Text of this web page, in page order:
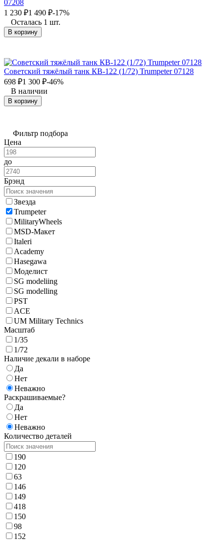
07208
1 230 ₽1 490 ₽-17%
Осталась 1 шт.
В корзину
Советский тяжёлый танк КВ-122 (1/72) Trumpeter 07128
698 ₽1 300 ₽-46%
В наличии
В корзину
Фильтр подбора
Цена
до
Брэнд
Звезда
Trumpeter
MilitaryWheels
MSD-Макет
Italeri
Academy
Hasegawa
Моделист
SG modeliing
SG modelling
PST
ACE
UM Military Technics
Масштаб
1/35
1/72
Наличие декали в наборе
Да
Нет
Неважно
Раскрашиваемые?
Да
Нет
Неважно
Количество деталей
190
120
63
146
149
418
150
98
152